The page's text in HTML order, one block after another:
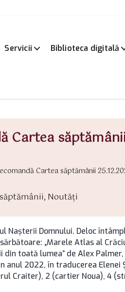
Servicii Biblioteca digitală
Cartea
Cartea săptămânii
, Noutăți
Naşterii Domnului. Deloc
„Marele Atlas al
toată lumea” de Alex
anul 2022, în traducerea Elenei
Craiter), 2 (cartier Noua), 4